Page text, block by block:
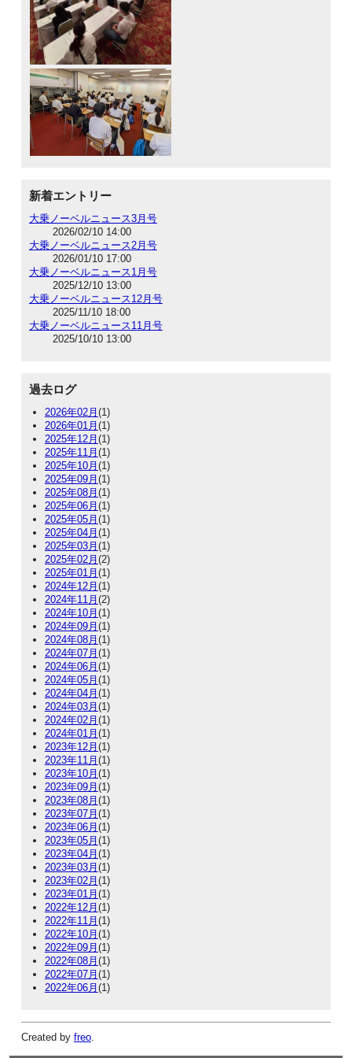
新着エントリー
大乗ノーベルニュース3月号
2026/02/10 14:00
大乗ノーベルニュース2月号
2026/01/10 17:00
大乗ノーベルニュース1月号
2025/12/10 13:00
大乗ノーベルニュース12月号
2025/11/10 18:00
大乗ノーベルニュース11月号
2025/10/10 13:00
過去ログ
2026年02月 (1)
2026年01月 (1)
2025年12月 (1)
2025年11月 (1)
2025年10月 (1)
2025年09月 (1)
2025年08月 (1)
2025年06月 (1)
2025年05月 (1)
2025年04月 (1)
2025年03月 (1)
2025年02月 (2)
2025年01月 (1)
2024年12月 (1)
2024年11月 (2)
2024年10月 (1)
2024年09月 (1)
2024年08月 (1)
2024年07月 (1)
2024年06月 (1)
2024年05月 (1)
2024年04月 (1)
2024年03月 (1)
2024年02月 (1)
2024年01月 (1)
2023年12月 (1)
2023年11月 (1)
2023年10月 (1)
2023年09月 (1)
2023年08月 (1)
2023年07月 (1)
2023年06月 (1)
2023年05月 (1)
2023年04月 (1)
2023年03月 (1)
2023年02月 (1)
2023年01月 (1)
2022年12月 (1)
2022年11月 (1)
2022年10月 (1)
2022年09月 (1)
2022年08月 (1)
2022年07月 (1)
2022年06月 (1)
Created by freo.